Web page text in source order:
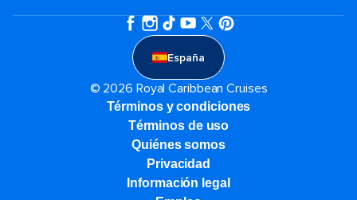
España
© 2026 Royal Caribbean Cruises
Términos y condiciones
Términos de uso
Quiénes somos
Privacidad
Información legal